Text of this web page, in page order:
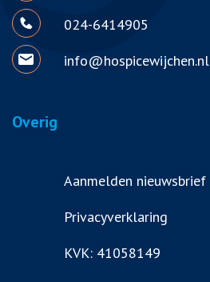
024-6414905
info@hospicewijchen.nl
Overig
Aanmelden nieuwsbrief
Privacyverklaring
KVK: 41058149